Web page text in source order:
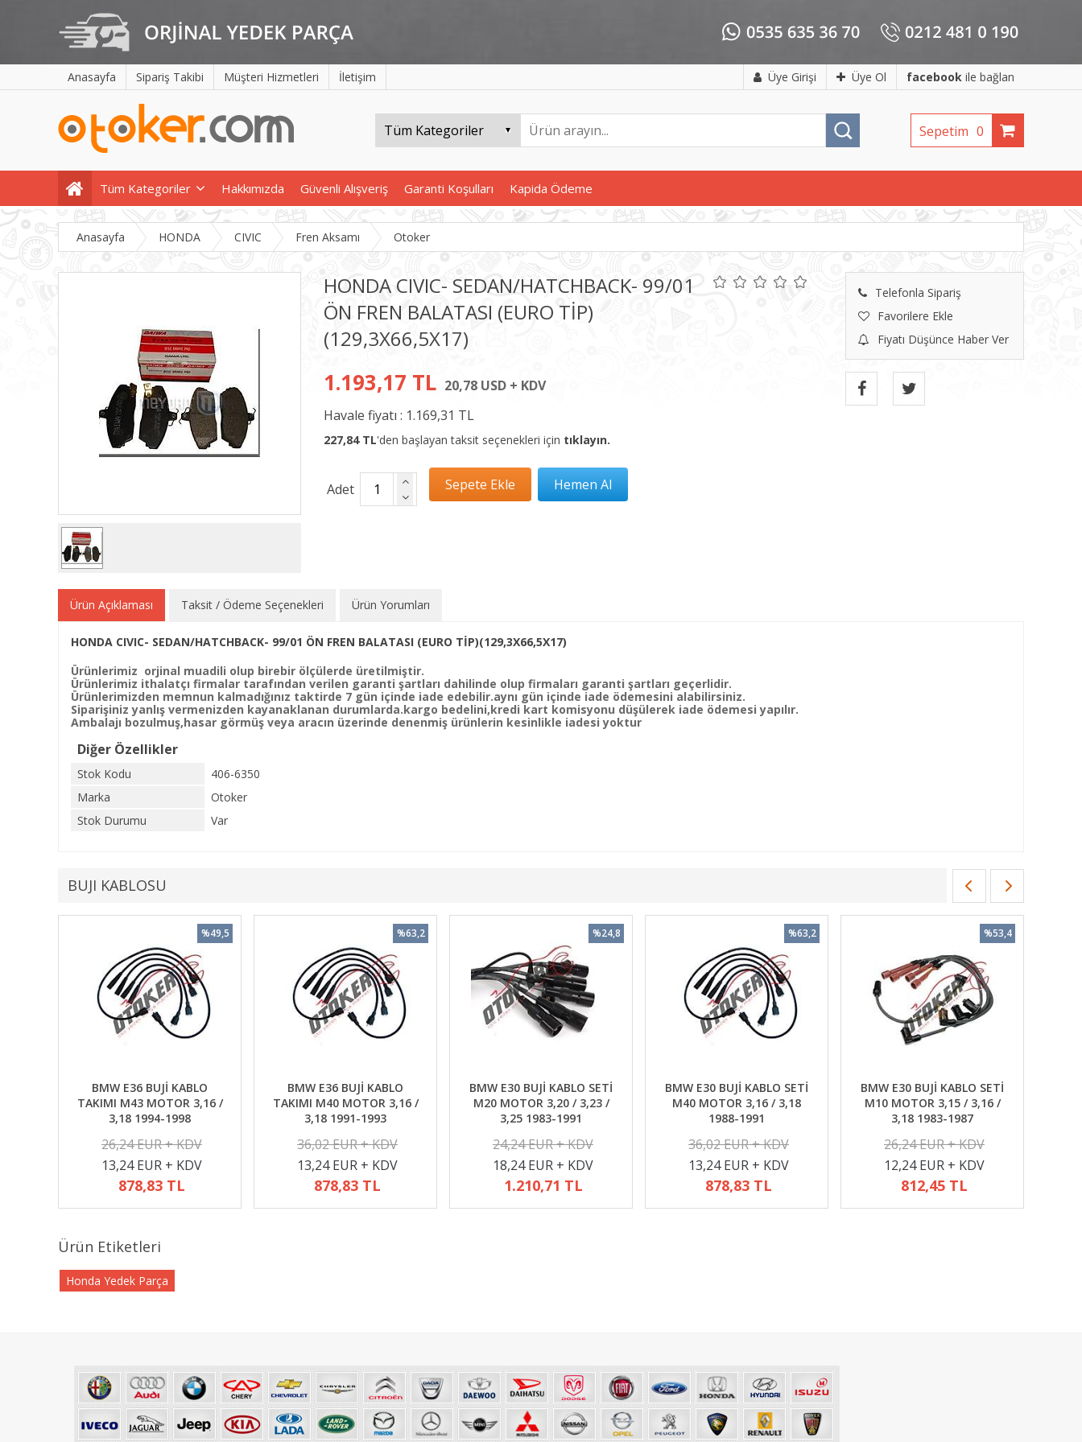
Anasayfa Sipariş Takibi Müşteri Hizmetleri İletişim Üye Girişi Üye Ol facebook ile bağlan
Sepetim 0
Tüm Kategoriler Hakkımızda Güvenli Alışveriş Garanti Koşulları Kapida Ödeme
Anasayfa HONDA CIVIC Fren Aksamı Otoker
HONDA CIVIC- SEDAN/HATCHBACK- 99/01
ÖN FREN BALATASI (EURO TİP)
(129,3X66,5X17)
Telefonla Sipariş
Favorilere Ekle
Fiyatı Düşünce Haber Ver
1.193,17 TL 20,78 USD + KDV
Havale fiyatı : 1.169,31 TL
227,84 TL'den başlayan taksit seçenekleri için tıklayın.
Adet
Ürün Açıklaması Taksit / Ödeme Seçenekleri Ürün Yorumları
HONDA CIVIC- SEDAN/HATCHBACK- 99/01 ÖN FREN BALATASI (EURO TİP)(129,3X66,5X17)
Ürünlerimiz orjinal muadili olup birebir ölçülerde üretilmiştir.
Ürünlerimiz ithalatçı firmalar tarafından verilen garanti şartları dahilinde olup firmaları garanti şartları geçerlidir.
Ürünlerimizden memnun kalmadığınız taktirde 7 gün içinde iade edebilir.aynı gün içinde iade ödemesini alabilirsiniz.
Siparişiniz yanlış vermenizden kayanaklanan durumlarda.kargo bedelini,kredi kart komisyonu düşülerek iade ödemesi yapılır.
Ambalajı bozulmuş,hasar görmüş veya aracın üzerinde denenmiş ürünlerin kesinlikle iadesi yoktur
Diğer Özellikler
Stok Kodu
406-6350
Marka
Otoker
Stok Durumu
Var
BUJI KABLOSU
BMW E36 BUJİ KABLO
TAKIMI M43 MOTOR 3,16 /
3,18 1994-1998
26,24 EUR + KDV
13,24 EUR + KDV
878,83 TL
%49,5
BMW E36 BUJİ KABLO
TAKIMI M40 MOTOR 3,16 /
3,18 1991-1993
36,02 EUR + KDV
13,24 EUR + KDV
878,83 TL
%63,2
BMW E30 BUJİ KABLO SETİ
M20 MOTOR 3,20 / 3,23 /
3,25 1983-1991
24,24 EUR + KDV
18,24 EUR + KDV
1.210,71 TL
%24,8
BMW E30 BUJİ KABLO SETİ
M40 MOTOR 3,16 / 3,18
1988-1991
36,02 EUR + KDV
13,24 EUR + KDV
878,83 TL
%63,2
BMW E30 BUJİ KABLO SETİ
M10 MOTOR 3,15 / 3,16 /
3,18 1983-1987
26,24 EUR + KDV
12,24 EUR + KDV
812,45 TL
%53,4
Ürün Etiketleri
Honda Yedek Parça